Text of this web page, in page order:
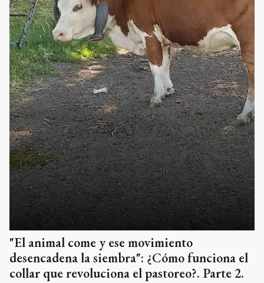
"El animal come y ese movimiento
desencadena la siembra": ¿Cómo funciona el
collar que revoluciona el pastoreo?. Parte 2.